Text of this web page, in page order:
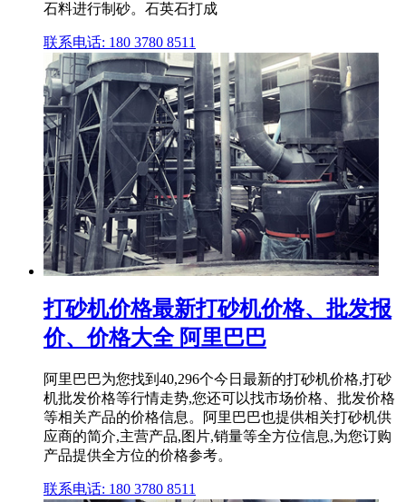
石料进行制砂。石英石打成
联系电话: 180 3780 8511
打砂机价格最新打砂机价格、批发报
价、价格大全 阿里巴巴
阿里巴巴为您找到40,296个今日最新的打砂机价格,打砂
机批发价格等行情走势,您还可以找市场价格、批发价格
等相关产品的价格信息。阿里巴巴也提供相关打砂机供
应商的简介,主营产品,图片,销量等全方位信息,为您订购
产品提供全方位的价格参考。
联系电话: 180 3780 8511